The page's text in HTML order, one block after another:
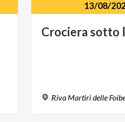
13/08/
Crociera sotto
Riva Martiridelle